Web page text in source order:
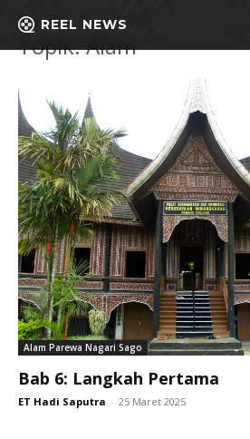
REEL NEWS
Beranda Topik
Topik: Alam
Alam Parewa Nagari Sago
Bab 6: Langkah Pertama
ET Hadi Saputra - 25 Maret 2025